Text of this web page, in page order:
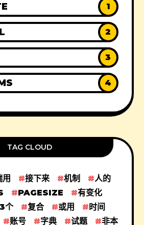
1
2
3
4
TAG CLOUD
用 接下来 机制
人的
PAGESIZE
有变化
3个 复合 或用
时间
账号 字典 试题
非本